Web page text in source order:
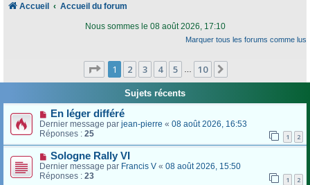
Accueil Accueil du forum
Nous sommes le 08 août 2026, 17:10
Marquer tous les forums comme lus
Page 1sur
1 2 3 4 5 10
Sujets récents
En léger différé
Dernier message par jean-pierre « 08 août 2026, 16:53
Réponses : 25 1 2
Sologne Rally VI
Dernier message par Francis V « 08 août 2026, 15:50
Réponses : 23 1 2